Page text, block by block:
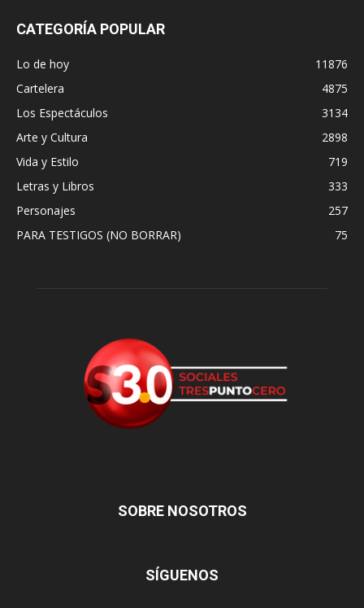
CATEGORÍA POPULAR
Lo de hoy
11876
Cartelera
4875
Los Espectáculos
3134
Arte y Cultura
2898
Vida y Estilo
719
Letras y Libros
333
Personajes
257
PARA TESTIGOS (NO BORRAR)
75
SOBRE NOSOTROS
SÍGUENOS